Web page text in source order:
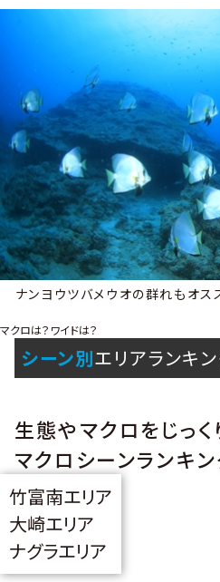
ナンヨウツバメウオの群れもオス
マクロは？ワイドは？
シーン別エリアランキ
生態やマクロをじっく
マクロシーンランキ
竹富南エリア
大崎エリア
ナグラエリア